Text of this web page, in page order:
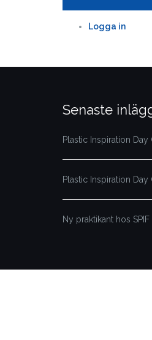
Logga in
Senaste
Plastic Inspiration
Plastic Inspiration
Ny praktikant hos SPIF